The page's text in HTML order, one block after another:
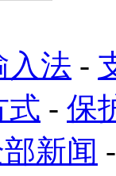
入法 -
式 - 保
新闻